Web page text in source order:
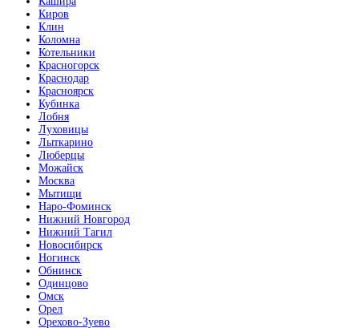
Киров
Клин
Коломна
Котельники
Красногорск
Краснодар
Красноярск
Кубинка
Лобня
Луховицы
Лыткарино
Люберцы
Можайск
Москва
Мытищи
Наро-Фоминск
Нижний Новгород
Нижний Тагил
Новосибирск
Ногинск
Обнинск
Одинцово
Омск
Орел
Орехово-Зуево